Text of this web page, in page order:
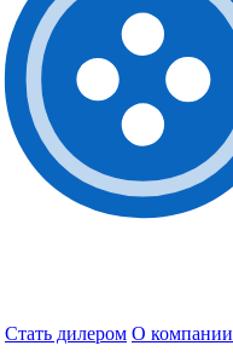
Стать дилером О компании